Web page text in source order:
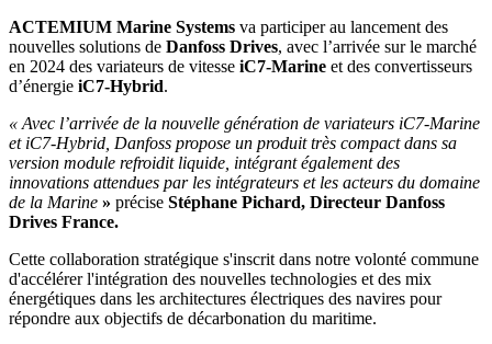
ACTEMIUM Marine Systems va participer au lancement des
nouvelles solutions de Danfoss Drives, avec l’arrivée sur le marché
en 2024 des variateurs de vitesse iC7-Marine et des convertisseurs
d’énergie iC7-Hybrid.
« Avec l’arrivée de la nouvelle génération de variateurs iC7-Marine
et iC7-Hybrid, Danfoss propose un produit très compact dans sa
version module refroidit liquide, intégrant également des
innovations attendues par les intégrateurs et les acteurs du domaine
de la Marine » précise Stéphane Pichard, Directeur Danfoss
Drives France.
Cette collaboration stratégique s'inscrit dans notre volonté commune
d'accélérer l'intégration des nouvelles technologies et des mix
énergétiques dans les architectures électriques des navires pour
répondre aux objectifs de décarbonation du maritime.